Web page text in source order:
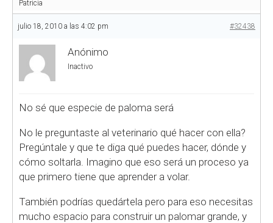
Patricia
julio 18, 2010 a las 4:02 pm #32438
Anónimo
Inactivo
No sé que especie de paloma será
No le preguntaste al veterinario qué hacer con ella?
Pregúntale y que te diga qué puedes hacer, dónde y
cómo soltarla. Imagino que eso será un proceso ya
que primero tiene que aprender a volar.
También podrías quedártela pero para eso necesitas
mucho espacio para construir un palomar grande, y